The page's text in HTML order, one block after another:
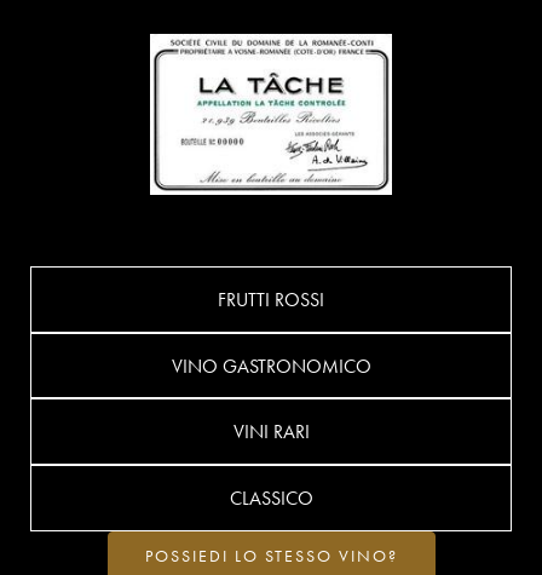
FRUTTI ROSSI
VINO GASTRONOMICO
VINI RARI
CLASSICO
POSSIEDI LO STESSO VINO?